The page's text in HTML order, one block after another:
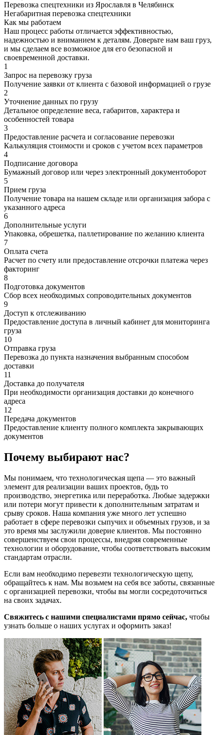
Перевозка спецтехники из Ярославля в Челябинск
Негабаритная перевозка спецтехники
Как мы работаем
Наш процесс работы отличается эффективностью,
надежностью и вниманием к деталям. Доверьте нам ваш груз,
и мы сделаем все возможное для его безопасной и
своевременной доставки.
1
Запрос на перевозку груза
Получение заявки от клиента с базовой информацией о грузе
2
Уточнение данных по грузу
Детальное определение веса, габаритов, характера и
особенностей товара
3
Предоставление расчета и согласование перевозки
Калькуляция стоимости и сроков с учетом всех параметров
4
Подписание договора
Бумажный договор или через электронный документоборот
5
Прием груза
Получение товара на нашем складе или организация забора с
указанного адреса
6
Дополнительные услуги
Упаковка, обрешетка, паллетирование по желанию клиента
7
Оплата счета
Расчет по счету или предоставление отсрочки платежа через
факторинг
8
Подготовка документов
Сбор всех необходимых сопроводительных документов
9
Доступ к отслеживанию
Предоставление доступа в личный кабинет для мониторинга
груза
10
Отправка груза
Перевозка до пункта назначения выбранным способом
доставки
11
Доставка до получателя
При необходимости организация доставки до конечного
адреса
12
Передача документов
Предоставление клиенту полного комплекта закрывающих
документов
Почему выбирают нас?
Мы понимаем, что технологическая щепа — это важный
элемент для реализации ваших проектов, будь то
производство, энергетика или переработка. Любые задержки
или потери могут привести к дополнительным затратам и
срыву сроков. Наша компания уже много лет успешно
работает в сфере перевозки сыпучих и объемных грузов, и за
это время мы заслужили доверие клиентов. Мы постоянно
совершенствуем свои процессы, внедряя современные
технологии и оборудование, чтобы соответствовать высоким
стандартам отрасли.
Если вам необходимо перевезти технологическую щепу,
обращайтесь к нам. Мы возьмем на себя все заботы, связанные
с организацией перевозки, чтобы вы могли сосредоточиться
на своих задачах.
Свяжитесь с нашими специалистами прямо сейчас, чтобы
узнать больше о наших услугах и оформить заказ!